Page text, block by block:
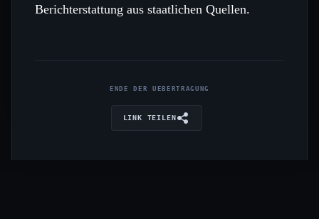
Berichterstattung aus staatlichen Quellen.
ENDE DER UEBERTRAGUNG
LINK TEILEN